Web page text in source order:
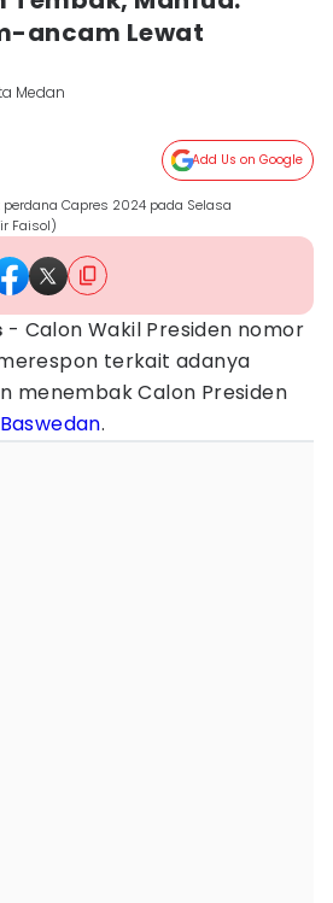
ancam Lewat
Medan
Add Us on Google
Capres 2024 pada Selasa
Faisol)
- Calon Wakil Presiden nomor
terkait adanya
menembak Calon Presiden
.